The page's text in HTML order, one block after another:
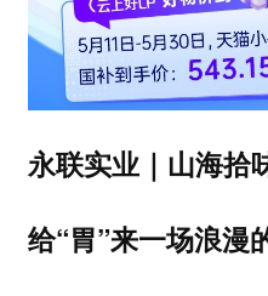
永联实业｜山海拾
给“胃”来一场浪漫